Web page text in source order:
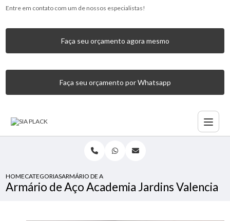
Entre em contato com um de nossos especialistas!
Faça seu orçamento agora mesmo
Faça seu orçamento por Whatsapp
HOMECATEGORIASARMÁRIO DE AÇO ACADEMIA JARDINS VALENCIA
Armário de Aço Academia Jardins Valencia